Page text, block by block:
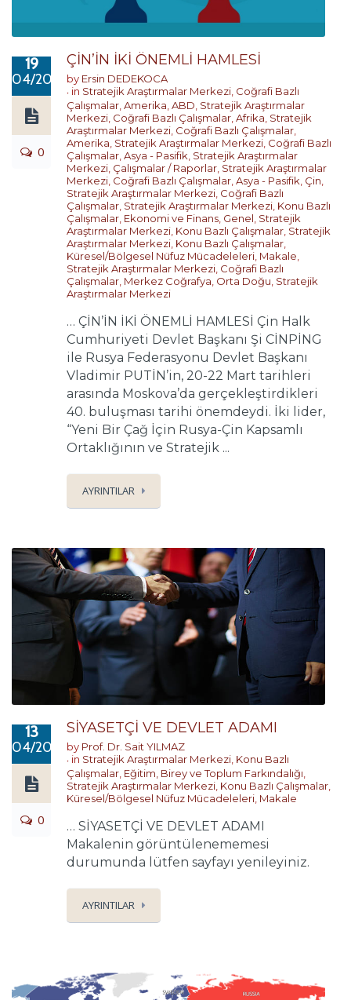
19
04/2023
0
ÇİN’İN İKİ ÖNEMLİ HAMLESİ
by Ersin DEDEKOCA
in Stratejik Araştırmalar Merkezi Coğrafi Bazlı
Çalışmalar Amerika ABD Stratejik Araştırmalar
Merkezi Coğrafi Bazlı Çalışmalar Afrika Stratejik
Araştırmalar Merkezi Coğrafi Bazlı Çalışmalar
Amerika Stratejik Araştırmalar Merkezi Coğrafi Bazlı
Çalışmalar Asya - Pasifik Stratejik Araştırmalar
Merkezi Çalışmalar / Raporlar Stratejik Araştırmalar
Merkezi Coğrafi Bazlı Çalışmalar Asya - Pasifik Çin
Stratejik Araştırmalar Merkezi Coğrafi Bazlı
Çalışmalar Stratejik Araştırmalar Merkezi Konu Bazlı
Çalışmalar Ekonomi ve Finans Genel Stratejik
Araştırmalar Merkezi Konu Bazlı Çalışmalar Stratejik
Araştırmalar Merkezi Konu Bazlı Çalışmalar
Küresel/Bölgesel Nüfuz Mücadeleleri Makale
Stratejik Araştırmalar Merkezi Coğrafi Bazlı
Çalışmalar Merkez Coğrafya Orta Doğu Stratejik
Araştırmalar Merkezi
… ÇİN’İN İKİ ÖNEMLİ HAMLESİ Çin Halk
Cumhuriyeti Devlet Başkanı Şi CİNPİNG
ile Rusya Federasyonu Devlet Başkanı
Vladimir PUTİN’in, 20-22 Mart tarihleri
arasında Moskova’da gerçekleştirdikleri
40. buluşması tarihi önemdeydi. İki lider,
“Yeni Bir Çağ İçin Rusya-Çin Kapsamlı
Ortaklığının ve Stratejik ...
AYRINTILAR
13
04/2023
0
SİYASETÇİ VE DEVLET ADAMI
by Prof. Dr. Sait YILMAZ
in Stratejik Araştırmalar Merkezi Konu Bazlı
Çalışmalar Eğitim, Birey ve Toplum Farkındalığı
Stratejik Araştırmalar Merkezi Konu Bazlı Çalışmalar
Küresel/Bölgesel Nüfuz Mücadeleleri Makale
… SİYASETÇİ VE DEVLET ADAMI
Makalenin görüntülenememesi
durumunda lütfen sayfayı yenileyiniz.
AYRINTILAR